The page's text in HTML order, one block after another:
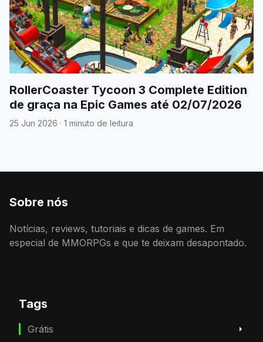
RollerCoaster Tycoon 3 Complete Edition
de graça na Epic Games até 02/07/2026
25 Jun 2026 · 1 minuto de leitura
Sobre nós
Notícias, reviews, tutoriais e dicas de games. Em
especial de MMORPGs e que te deixam desapontado.
Tags
Grátis